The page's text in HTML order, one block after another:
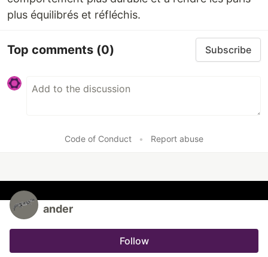
plus équilibrés et réfléchis.
Top comments (0) Subscribe
Code of Conduct • Report abuse
ander
Follow